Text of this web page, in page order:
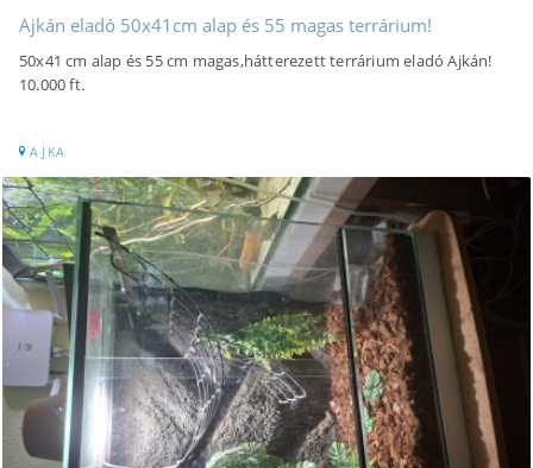
Ajkán eladó 50x41cm alap és 55 magas terrárium!
50x41 cm alap és 55 cm magas,hátterezett terrárium eladó Ajkán!
10.000 ft.
AJKA